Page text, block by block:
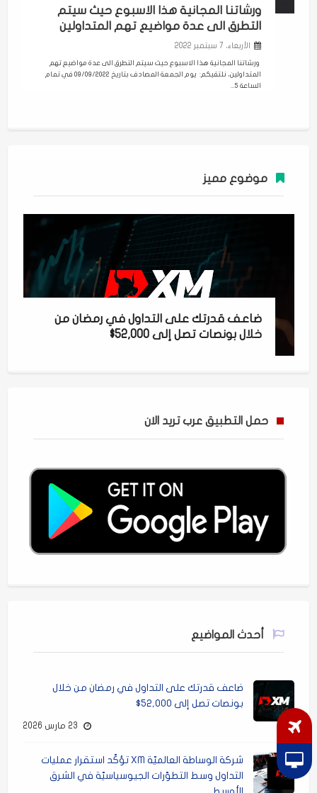
ورشاتنا المجانية هذا الاسبوع حيث سيتم
التطرق الى عدة مواضيع تهم المتداولين
الأربعاء، 7 سبتمبر 2022
ورشاتنا المجانية هذا الاسبوع حيث سيتم التطرق الى عدة مواضيع تهم
المتداولين، نلتقيكم: يوم الجمعة المصادف بتاريخ 09/09/2022 في تمام
الساعة 5...
موضوع مميز
ضاعف قدرتك على التداول في رمضان من
خلال بونصات تصل إلى 52,000$
حمل التطبيق عرب تريد الان
أحدث المواضيع
ضاعف قدرتك على التداول في رمضان من خلال
بونصات تصل إلى 52,000$
23 مارس 2026
شركة الوساطة العالميّة XM تؤكّد استقرار عمليات
التداول وسط التطوّرات الجيوسياسيّة في الشرق